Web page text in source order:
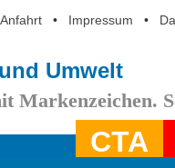
Anfahrt • Impressum •
Umwelt
Markenzeichen.
CTA